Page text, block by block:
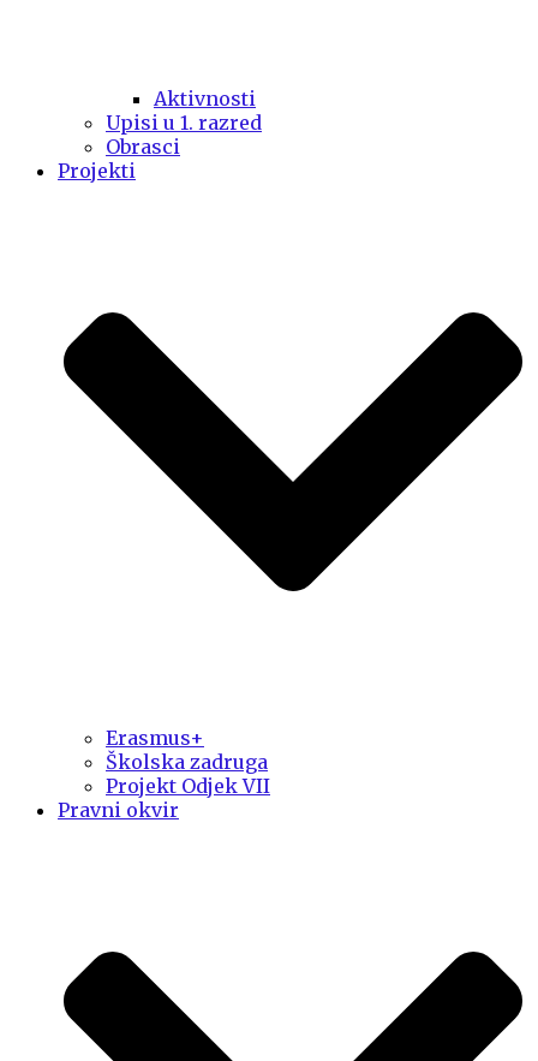
Aktivnosti
Upisi u 1. razred
Obrasci
Projekti
Erasmus+
Školska zadruga
Projekt Odjek VII
Pravni okvir